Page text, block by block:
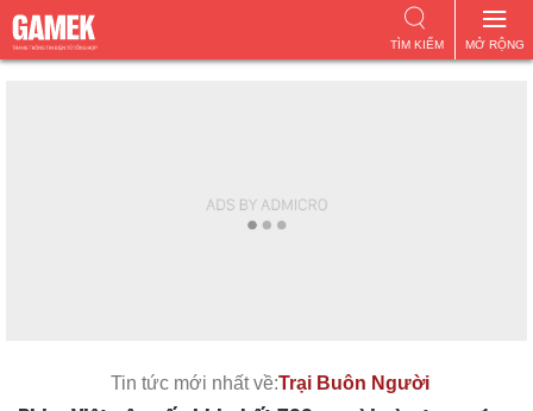
MỞ RỘNG
TÌM KIẾM
Tin tức mới nhất về:Trại Buôn Người